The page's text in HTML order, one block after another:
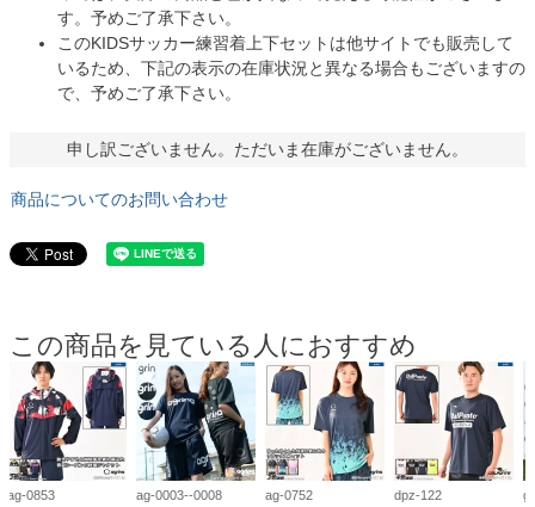
す。予めご了承下さい。
このKIDSサッカー練習着上下セットは他サイトでも販売して
いるため、下記の表示の在庫状況と異なる場合もございますの
で、予めご了承下さい。
申し訳ございません。ただいま在庫がございません。
商品についてのお問い合わせ
この商品を見ている人におすすめ
ag-0853 ag-0003--0008 ag-0752 dpz-122